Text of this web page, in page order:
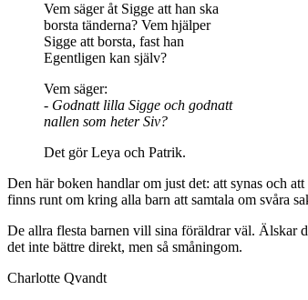
Vem säger åt Sigge att han ska
borsta tänderna? Vem hjälper
Sigge att borsta, fast han
Egentligen kan själv?
Vem säger:
- Godnatt lilla Sigge och godnatt
nallen som heter Siv?
Det gör Leya och Patrik.
Den här boken handlar om just det: att synas och
finns runt om kring alla barn att samtala om svåra
De allra flesta barnen vill sina föräldrar väl. Älskar
det inte bättre direkt, men så småningom.
Charlotte Qvandt